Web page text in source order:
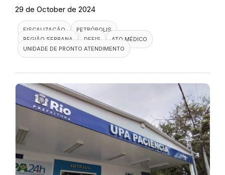
29 de October de 2024
FISCALIZAÇÃO
PETRÓPOLIS
REGIÃO SERRANA
DEFIS
ATO MÉDICO
UNIDADE DE PRONTO ATENDIMENTO